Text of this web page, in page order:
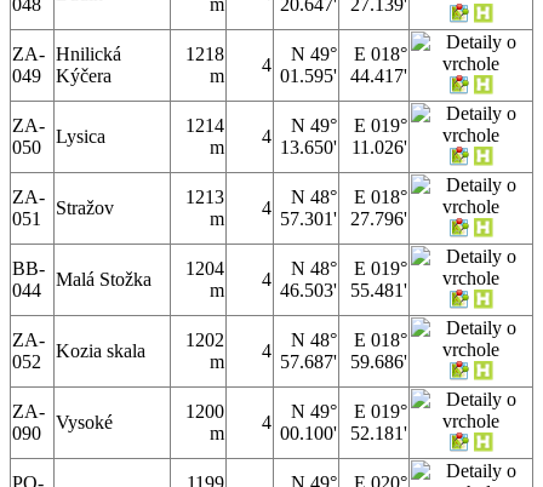
ZA-
049
Hnilická
Kýčera
1218
m
4
N 49°
01.595'
E 018°
44.417'
ZA-
050
Lysica
1214
m
4
N 49°
13.650'
E 019°
11.026'
ZA-
051
Stražov
1213
m
4
N 48°
57.301'
E 018°
27.796'
BB-
044
Malá Stožka
1204
m
4
N 48°
46.503'
E 019°
55.481'
ZA-
052
Kozia skala
1202
m
4
N 48°
57.687'
E 018°
59.686'
ZA-
090
Vysoké
1200
m
4
N 49°
00.100'
E 019°
52.181'
PO- 1199 N 49° E 020°